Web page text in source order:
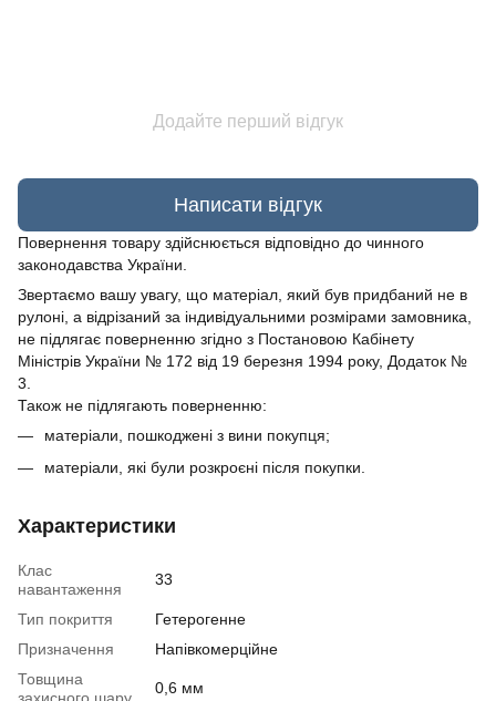
Додайте перший відгук
Написати відгук
Повернення товару здійснюється відповідно до чинного
законодавства України.
Звертаємо вашу увагу, що матеріал, який був придбаний не в
рулоні, а відрізаний за індивідуальними розмірами замовника,
не підлягає поверненню згідно з Постановою Кабінету
Міністрів України № 172 від 19 березня 1994 року, Додаток №
3.
Також не підлягають поверненню:
матеріали, пошкоджені з вини покупця;
матеріали, які були розкроєні після покупки.
Характеристики
Клас
навантаження
33
Тип покриття
Гетерогенне
Призначення
Напівкомерційне
Товщина
захисного шару
0,6 мм